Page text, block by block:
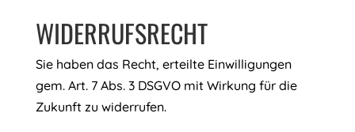
WIDERRUFSRECHT
Sie haben das Recht, erteilte Einwilligungen
gem. Art. 7 Abs. 3 DSGVO mit Wirkung für die
Zukunft zu widerrufen.